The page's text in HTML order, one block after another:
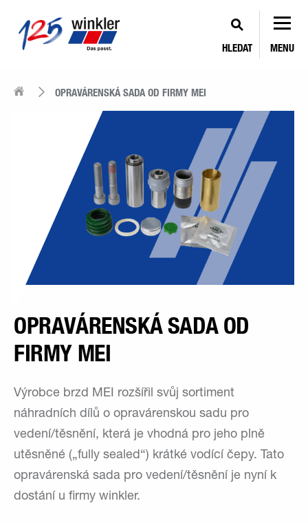
HLEDAT MENU
OPRAVÁRENSKÁ SADA OD FIRMY MEI
OPRAVÁRENSKÁ SADA OD
FIRMY MEI
Výrobce brzd MEI rozšířil svůj sortiment
náhradních dílů o opravárenskou sadu pro
vedení/těsnění, která je vhodná pro jeho plně
utěsněné („fully sealed“) krátké vodící čepy. Tato
opravárenská sada pro vedení/těsnění je nyní k
dostání u firmy winkler.